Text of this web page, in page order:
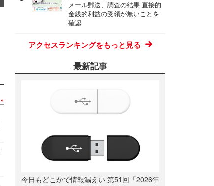
メール郵送、調査の結果 直接的
金銭的利益の受領が無いことを
確認
アクセスランキングをもっと見る
最新記事
今日もどこかで情報漏えい 第51回「2026年